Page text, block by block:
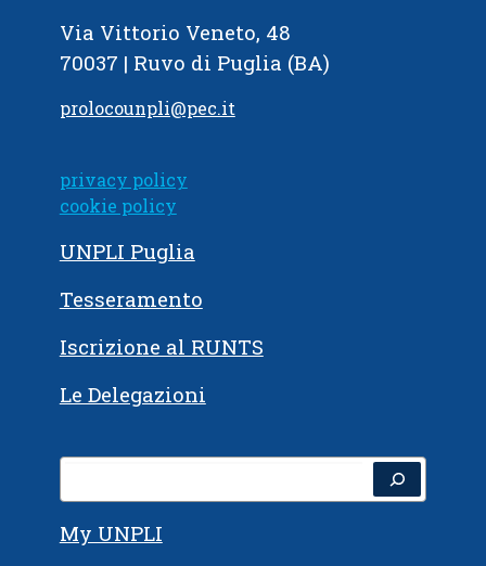
Via Vittorio Veneto, 48
70037 | Ruvo di Puglia (BA)
prolocounpli@pec.it
privacy policy
cookie policy
UNPLI Puglia
Tesseramento
Iscrizione al RUNTS
Le Delegazioni
My UNPLI